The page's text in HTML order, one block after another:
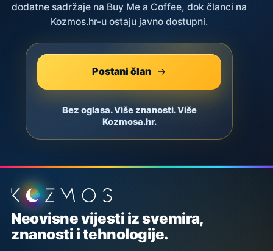
dodatne sadržaje na Buy Me a Coffee, dok članci na
Kozmos.hr-u ostaju javno dostupni.
Postani član
Bez oglasa. Više znanosti. Više
Kozmosa.hr.
Podnožje stranice
Neovisne vijesti iz svemira,
znanosti i tehnologije.